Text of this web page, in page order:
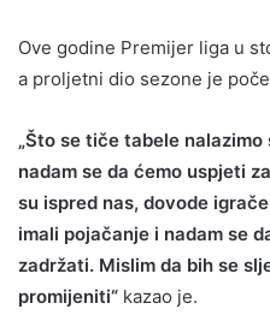
Ove godine Premijer liga u
a proljetni dio sezone je
„Što se tiče tabele
nadam se da ćemo uspjeti
su ispred nas, dovode
imali pojačanje i nadam se
zadržati. Mislim da bih se
promijeniti“ kazao je.